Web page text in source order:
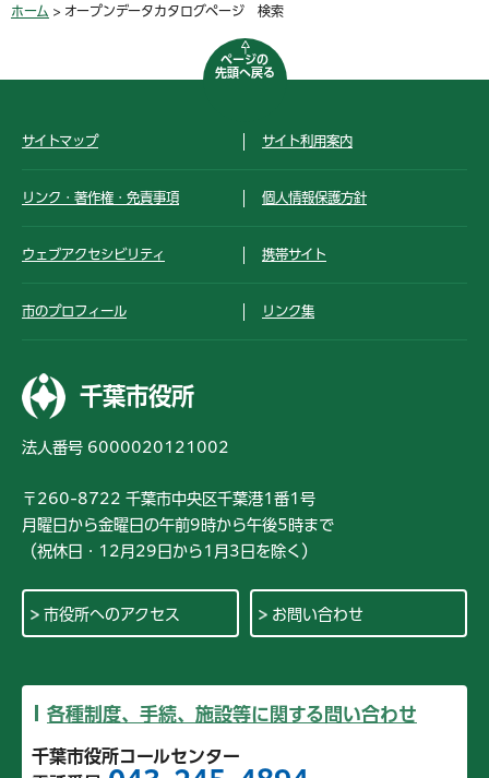
ホーム > オープンデータカタログページ 検索
ページの
先頭へ戻る
サイトマップ サイト利用案内
リンク・著作権・免責事項 個人情報保護方針
ウェブアクセシビリティ 携帯サイト
市のプロフィール リンク集
千葉市役所
法人番号 6000020121002
〒260-8722 千葉市中央区千葉港1番1号
月曜日から金曜日の午前9時から午後5時まで
（祝休日・12月29日から1月3日を除く）
市役所へのアクセス お問い合わせ
各種制度、手続、施設等に関する問い合わせ
千葉市役所コールセンター